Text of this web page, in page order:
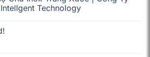
Technology